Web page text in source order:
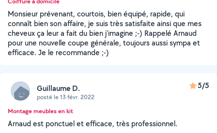
Monsieur prévenant, courtois, bien équipé, rapide, qui
connaît bien son affaire, je suis très satisfaite ainsi que mes
cheveux ça leur a fait du bien j'imagine ;-) Rappelé Arnaud
pour une nouvelle coupe générale, toujours aussi sympa et
efficace. Je le recommande ;-)
Guillaume D.
posté le 13 févr. 2022
5/5
Montage meubles en kit
Arnaud est ponctuel et efficace, très professionnel.